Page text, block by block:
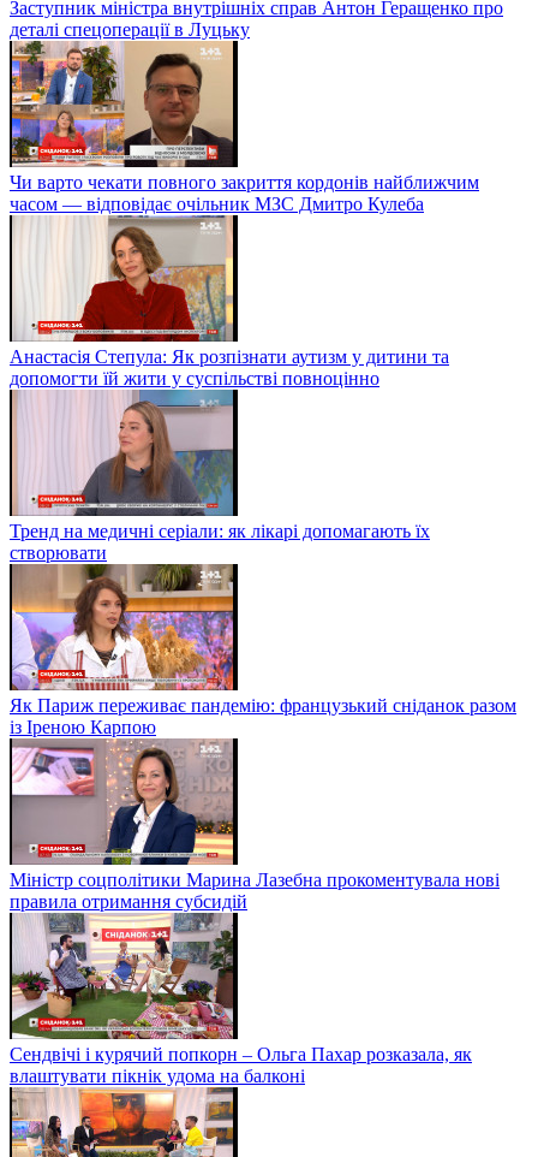
Заступник міністра внутрішніх справ Антон Геращенко про
деталі спецоперації в Луцьку
Чи варто чекати повного закриття кордонів найближчим
часом — відповідає очільник МЗС Дмитро Кулеба
Анастасія Степула: Як розпізнати аутизм у дитини та
допомогти їй жити у суспільстві повноцінно
Тренд на медичні серіали: як лікарі допомагають їх
створювати
Як Париж переживає пандемію: французький сніданок разом
із Іреною Карпою
Міністр соцполітики Марина Лазебна прокоментувала нові
правила отримання субсидій
Сендвічі і курячий попкорн – Ольга Пахар розказала, як
влаштувати пікнік удома на балконі